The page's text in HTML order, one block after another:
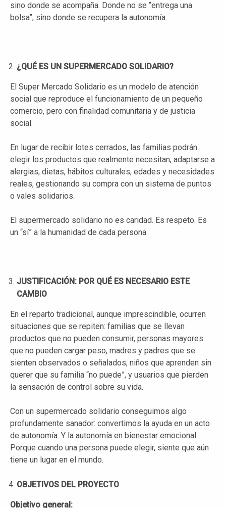
sino donde se acompaña. Donde no se “entrega una
bolsa”, sino donde se recupera la autonomía.
¿QUÉ ES UN SUPERMERCADO SOLIDARIO?
El Super Mercado Solidario es un modelo de atención
social que reproduce el funcionamiento de un pequeño
comercio, pero con finalidad comunitaria y de justicia
social.
En lugar de recibir lotes cerrados, las familias podrán
elegir los productos que realmente necesitan, adaptarse a
alergias, dietas, hábitos culturales, edades y necesidades
reales, gestionando su compra con un sistema de puntos
o vales solidarios.
El supermercado solidario no es caridad. Es respeto. Es
un “sí” a la humanidad de cada persona.
JUSTIFICACIÓN: POR QUÉ ES NECESARIO ESTE
CAMBIO
En el reparto tradicional, aunque imprescindible, ocurren
situaciones que se repiten: familias que se llevan
productos que no pueden consumir, personas mayores
que no pueden cargar peso, madres y padres que se
sienten observados o señalados, niños que aprenden sin
querer que su familia “no puede”, y usuarios que pierden
la sensación de control sobre su vida.
Con un supermercado solidario conseguimos algo
profundamente sanador: convertimos la ayuda en un acto
de autonomía. Y la autonomía en bienestar emocional.
Porque cuando una persona puede elegir, siente que aún
tiene un lugar en el mundo.
OBJETIVOS DEL PROYECTO
Objetivo general: